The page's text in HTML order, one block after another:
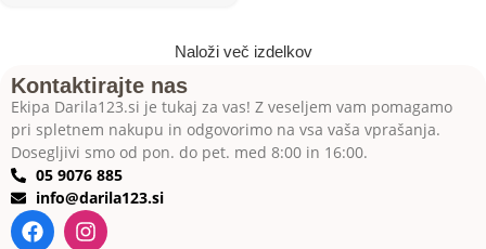
Naloži več izdelkov
Kontaktirajte nas
Ekipa Darila123.si je tukaj za vas! Z veseljem vam pomagamo
pri spletnem nakupu in odgovorimo na vsa vaša vprašanja.
Dosegljivi smo od pon. do pet. med 8:00 in 16:00.
05 9076 885
info@darila123.si